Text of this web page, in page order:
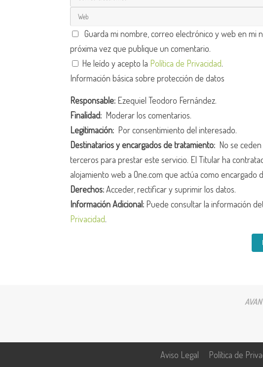
Guarda mi nombre, correo electrónico y web en mi
próxima vez que publique un comentario.
He leído y acepto la Política de Privacidad.
Información básica sobre protección de datos
Responsable: Ezequiel Teodoro Fernández.
Finalidad: Moderar los comentarios.
Legitimación: Por consentimiento del interesado.
Destinatarios y encargados de tratamiento: No se
terceros para prestar este servicio. El Titular ha
alojamiento web a One.com que actúa como encargado
Derechos:Acceder, rectificar y suprimir los datos.
Información Adicional: Puede consultar la información
Privacidad.
Aviso Legal Política de